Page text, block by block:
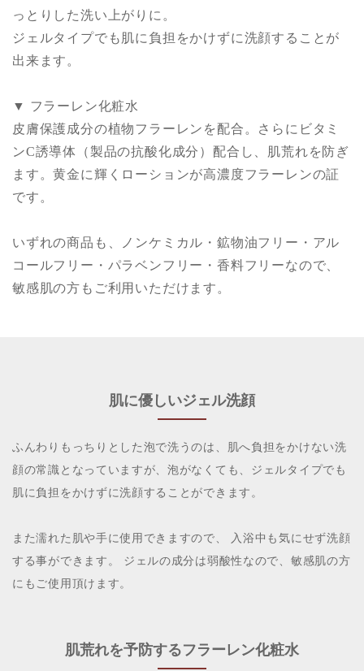
っとりした洗い上がりに。
ジェルタイプでも肌に負担をかけずに洗顔することが
出来ます。
▼ フラーレン化粧水
皮膚保護成分の植物フラーレンを配合。さらにビタミ
ンC誘導体（製品の抗酸化成分）配合し、肌荒れを防ぎ
ます。黄金に輝くローションが高濃度フラーレンの証
です。
いずれの商品も、ノンケミカル・鉱物油フリー・アル
コールフリー・パラベンフリー・香料フリーなので、
敏感肌の方もご利用いただけます。
肌に優しいジェル洗顔
ふんわりもっちりとした泡で洗うのは、肌へ負担をかけない洗
顔の常識となっていますが、泡がなくても、ジェルタイプでも
肌に負担をかけずに洗顔することができます。
また濡れた肌や手に使用できますので、 入浴中も気にせず洗顔
する事ができます。 ジェルの成分は弱酸性なので、敏感肌の方
にもご使用頂けます。
肌荒れを予防するフラーレン化粧水